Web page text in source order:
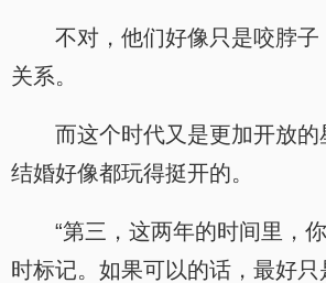
不对，他们好像只是咬脖
关系。
而这个时代又是更加开放
结婚好像都玩得挺开的。
“第三，这两年的时间里，
时标记。如果可以的话，最好